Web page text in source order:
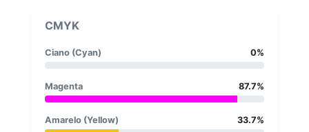
CMYK
Ciano (Cyan) 0%
Magenta 87.7%
Amarelo (Yellow) 33.7%